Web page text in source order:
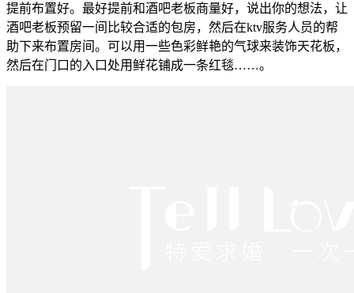
提前布置好。最好提前和酒吧老板商量好，说出你的想法，让
酒吧老板预留一间比较合适的包房，然后在ktv服务人员的帮
助下来布置房间。可以用一些色彩鲜艳的气球来装饰天花板，
然后在门口的入口处用鲜花铺成一条红毯……。